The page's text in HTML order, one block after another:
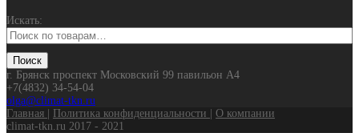
Искать:
г. Брянск проспект Московский 99 павильон А4
+7(4832) 34-54-04
olga@climat-tkn.ru
Главная | Политика конфиденциальности | О компании
climat-tkn.ru 2017 - 2021